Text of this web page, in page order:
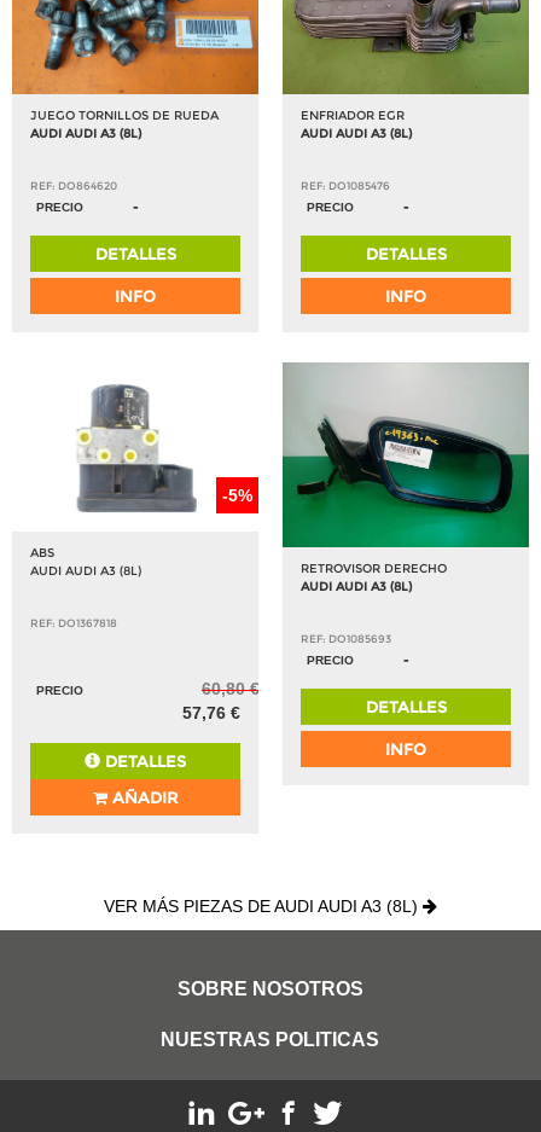
JUEGO TORNILLOS DE RUEDA
AUDI AUDI A3 (8L)
REF: DO864620
PRECIO
-
DETALLES
INFO
ENFRIADOR EGR
AUDI AUDI A3 (8L)
REF: DO1085476
PRECIO
-
DETALLES
INFO
-5%
ABS
AUDI AUDI A3 (8L)
REF: DO1367818
PRECIO
60,80 €
57,76 €
DETALLES
AÑADIR
RETROVISOR DERECHO
AUDI AUDI A3 (8L)
REF: DO1085693
PRECIO
-
DETALLES
INFO
VER MÁS PIEZAS DE AUDI AUDI A3 (8L)
SOBRE NOSOTROS
NUESTRAS POLITICAS